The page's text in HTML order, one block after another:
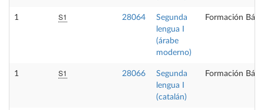
1 S1 28064
Segunda
lengua I
(árabe
moderno)
Formación
1 S1 28066
Segunda
lengua I
(catalán)
Formación